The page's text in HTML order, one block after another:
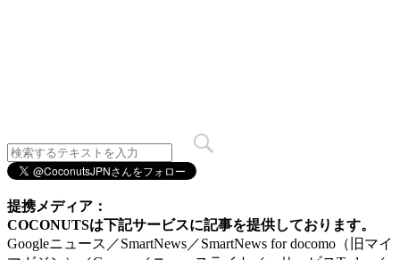
提携メディア：
COCONUTSは下記サービスに記事を提供しております。
Googleニュース／SmartNews／SmartNews for docomo（旧マイ